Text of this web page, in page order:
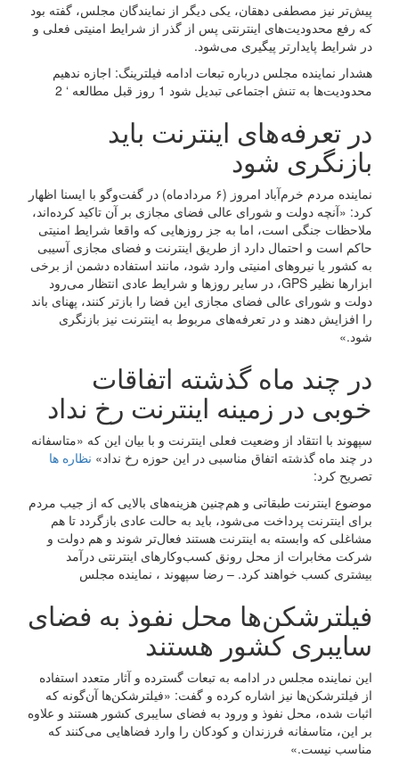
پیش‌تر نیز مصطفی دهقان، یکی دیگر از نمایندگان مجلس، گفته بود
که رفع محدودیت‌های اینترنتی پس از گذر از شرایط امنیتی فعلی و
در شرایط پایدارتر پیگیری می‌شود.
هشدار نماینده مجلس درباره تبعات ادامه فیلترینگ: اجازه ندهیم
محدودیت‌ها به تنش اجتماعی تبدیل شود 1 روز قبل مطالعه ‘ 2
در تعرفه‌های اینترنت باید
بازنگری شود
نماینده مردم خرم‌آباد امروز (۶ مردادماه) در گفت‌وگو با ایسنا اظهار
کرد: «آنچه دولت و شورای عالی فضای مجازی بر آن تاکید کرده‌اند،
ملاحظات جنگی است، اما به جز روزهایی که واقعا شرایط امنیتی
حاکم است و احتمال دارد از طریق اینترنت و فضای مجازی آسیبی
به کشور یا نیروهای امنیتی وارد شود، مانند استفاده دشمن از برخی
ابزارها نظیر GPS، در سایر روزها و شرایط عادی انتظار می‌رود
دولت و شورای عالی فضای مجازی این فضا را بازتر کنند، پهنای باند
را افزایش دهند و در تعرفه‌های مربوط به اینترنت نیز بازنگری
شود.»
در چند ماه گذشته اتفاقات
خوبی در زمینه اینترنت رخ نداد
سپهوند با انتقاد از وضعیت فعلی اینترنت و با بیان این که «متاسفانه
در چند ماه گذشته اتفاق مناسبی در این حوزه رخ نداد» نظاره ها
تصریح کرد:
موضوع اینترنت طبقاتی و هم‌چنین هزینه‌های بالایی که از جیب مردم
برای اینترنت پرداخت می‌شود، باید به حالت عادی بازگردد تا هم
مشاغلی که وابسته به اینترنت هستند فعال‌تر شوند و هم دولت و
شرکت مخابرات از محل رونق کسب‌وکارهای اینترنتی درآمد
بیشتری کسب خواهند کرد. – رضا سپهوند ، نماینده مجلس
فیلترشکن‌ها محل نفوذ به فضای
سایبری کشور هستند
این نماینده مجلس در ادامه به تبعات گسترده و آثار متعدد استفاده
از فیلترشکن‌ها نیز اشاره کرده و گفت: «فیلترشکن‌ها آن‌گونه که
اثبات شده، محل نفوذ و ورود به فضای سایبری کشور هستند و علاوه
بر این، متاسفانه فرزندان و کودکان را وارد فضاهایی می‌کنند که
مناسب نیست.»